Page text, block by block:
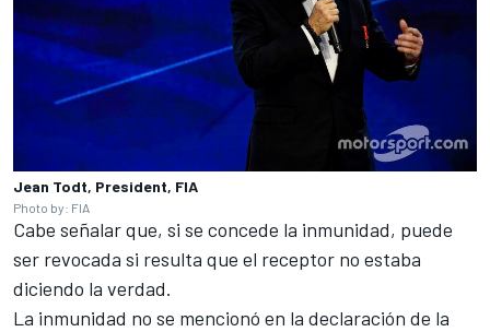
Jean Todt, President, FIA
Photo by: FIA
Cabe señalar que, si se concede la inmunidad, puede
ser revocada si resulta que el receptor no estaba
diciendo la verdad.
La inmunidad no se mencionó en la declaración de la